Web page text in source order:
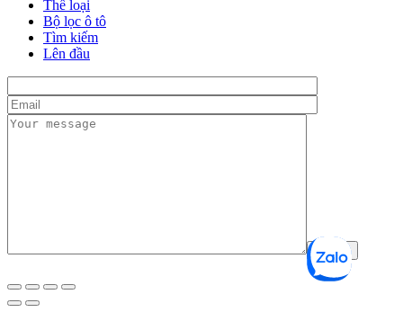
Thể loại
Bộ lọc ô tô
Tìm kiếm
Lên đầu